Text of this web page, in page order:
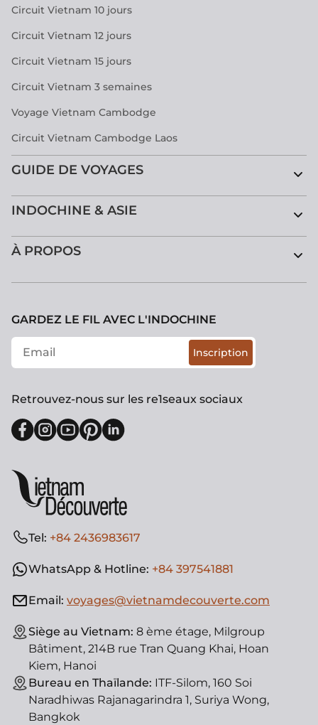
Circuit Vietnam 10 jours
Circuit Vietnam 12 jours
Circuit Vietnam 15 jours
Circuit Vietnam 3 semaines
Voyage Vietnam Cambodge
Circuit Vietnam Cambodge Laos
GUIDE DE VOYAGES
INDOCHINE & ASIE
À PROPOS
Tel: +84 2436983617
WhatsApp & Hotline: +84 397541881
Email: voyages@vietnamdecouverte.com
Siège au Vietnam: 8 ème étage, Milgroup
Bâtiment, 214B rue Tran Quang Khai, Hoan
Kiem, Hanoi
Bureau en Thaïlande: ITF-Silom, 160 Soi
Naradhiwas Rajanagarindra 1, Suriya Wong,
Bangkok
GARDEZ LE FIL AVEC L'INDOCHINE
Inscription
Retrouvez-nous sur les re1seaux sociaux